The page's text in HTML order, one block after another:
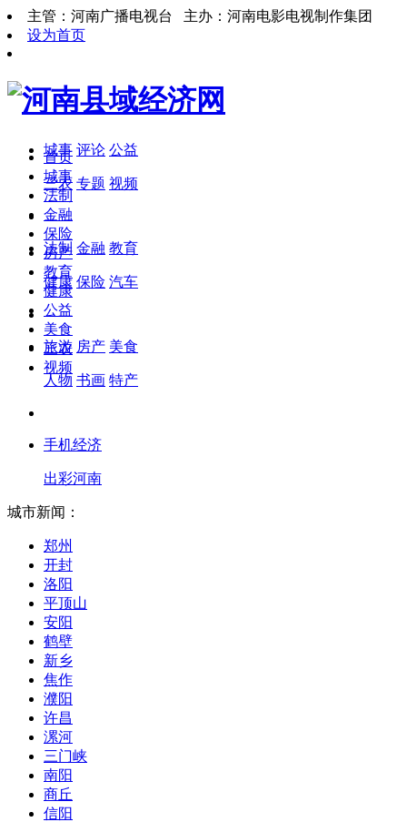
主管：河南广播电视台 主办：河南电影电视制作集团
设为首页
城事 评论 公益
三农 专题 视频
法制 金融 教育
健康 保险 汽车
旅游 房产 美食
人物 书画 特产
手机经济
出彩河南
首页
城事
法制
金融
保险
房产
教育
健康
公益
美食
三农
视频
城市新闻：
郑州
开封
洛阳
平顶山
安阳
鹤壁
新乡
焦作
濮阳
许昌
漯河
三门峡
南阳
商丘
信阳